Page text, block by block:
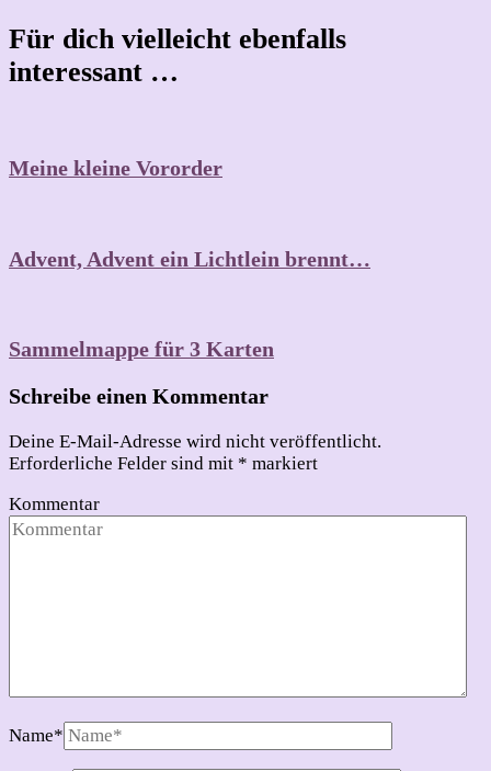
Für dich vielleicht ebenfalls
interessant …
Meine kleine Vororder
Advent, Advent ein Lichtlein brennt…
Sammelmappe für 3 Karten
Schreibe einen Kommentar
Deine E-Mail-Adresse wird nicht veröffentlicht.
Erforderliche Felder sind mit * markiert
Kommentar
Name*